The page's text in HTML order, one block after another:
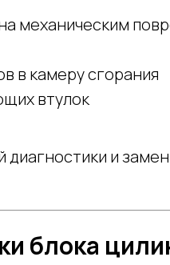
механическим
в камеру сгорания
втулок
и
блока